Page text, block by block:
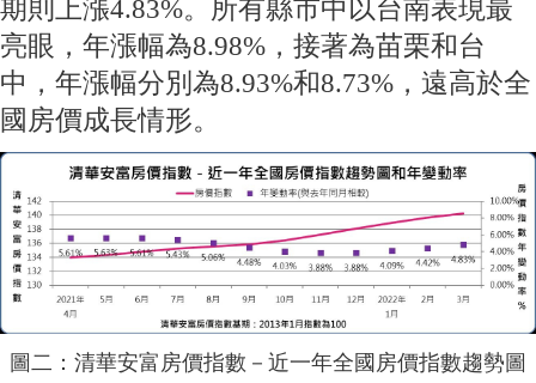
期則上漲4.83%。所有縣市中以台南表現最
亮眼，年漲幅為8.98%，接著為苗栗和台
中，年漲幅分別為8.93%和8.73%，遠高於全
國房價成長情形。
圖二：清華安富房價指數－近一年全國房價指數趨勢圖